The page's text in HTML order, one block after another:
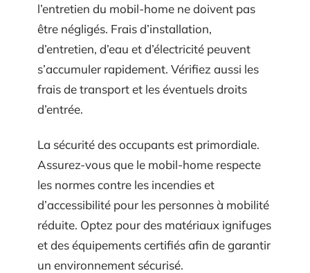
l’entretien du mobil-home ne doivent pas
être négligés. Frais d’installation,
d’entretien, d’eau et d’électricité peuvent
s’accumuler rapidement. Vérifiez aussi les
frais de transport et les éventuels droits
d’entrée.
La sécurité des occupants est primordiale.
Assurez-vous que le mobil-home respecte
les normes contre les incendies et
d’accessibilité pour les personnes à mobilité
réduite. Optez pour des matériaux ignifuges
et des équipements certifiés afin de garantir
un environnement sécurisé.